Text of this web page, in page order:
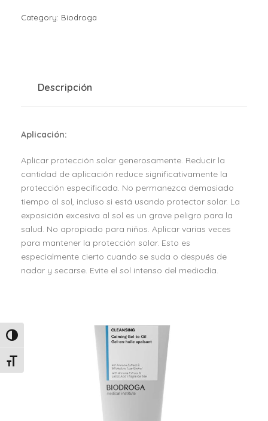
Alternar alto contraste
Alternar tamaño de letra
r
d
A
l
t
a
P
r
o
t
e
n
o
Category: Biodroga
Descripción
Aplicación:
Aplicar protección solar generosamente. Reducir la
cantidad de aplicación reduce significativamente la
protección especificada. No permanezca demasiado
tiempo al sol, incluso si está usando protector solar. La
exposición excesiva al sol es un grave peligro para la
salud. No apropiado para niños. Aplicar varias veces
para mantener la protección solar. Esto es
especialmente cierto cuando se suda o después de
nadar y secarse. Evite el sol intenso del mediodía.